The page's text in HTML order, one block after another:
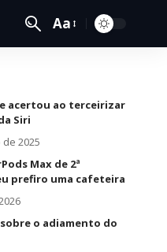
Aa
acertou ao terceirizar
Siri
2025
Max de 2ª
prefiro uma cafeteira
o adiamento do